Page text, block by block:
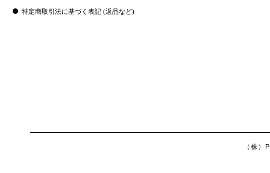
特定商取引法に基づく表記 (返品など)
（株